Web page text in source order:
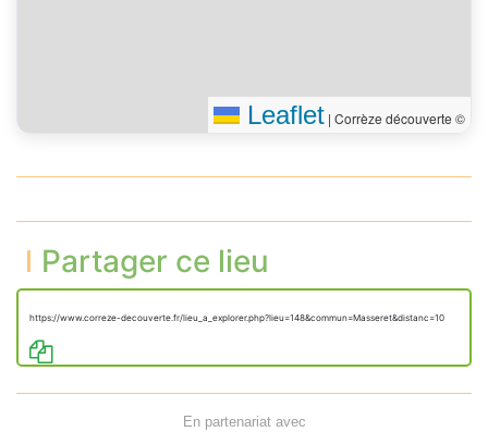
Leaflet | Corrèze découverte ©
Partager ce lieu
https://www.correze-decouverte.fr/lieu_a_explorer.php?lieu=148&commun=Masseret&distanc=10
En partenariat avec